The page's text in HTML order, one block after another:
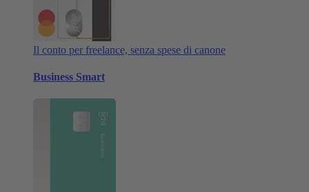
Il conto per freelance, senza spese di canone
Business Smart